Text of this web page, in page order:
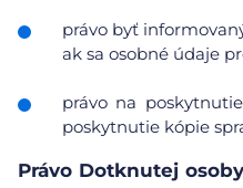
právo byť
ak sa osobné údaje
právo na
poskytnutie kópie
Právo Dotknutej